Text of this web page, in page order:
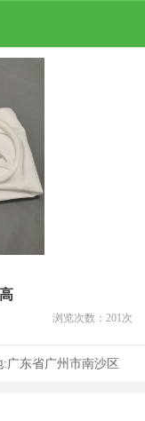
浏览次数： 201 次
:广东省广州市南沙区